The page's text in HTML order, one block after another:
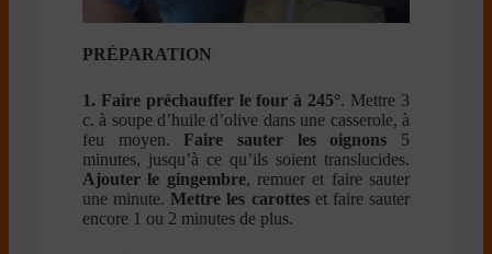
PRÉPARATION
1. Faire préchauffer le four à 245°. Mettre 3
c. à soupe d’huile d’olive dans une casserole, à
feu moyen. Faire sauter les oignons 5
minutes, jusqu’à ce qu’ils soient translucides.
Ajouter le gingembre, remuer et faire sauter
une minute.Mettre les carotteset faire sauter
encore 1 ou 2 minutes de plus.